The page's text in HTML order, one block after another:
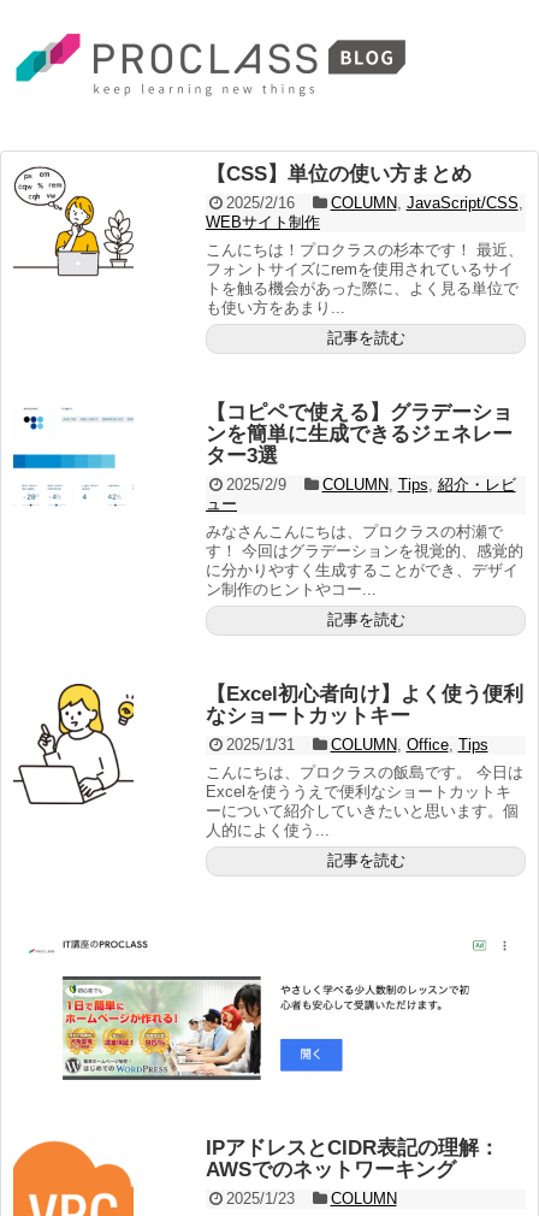
【CSS】単位の使い方まとめ
2025/2/16 COLUMN, JavaScript/CSS,
WEBサイト制作
こんにちは！プロクラスの杉本です！ 最近、
フォントサイズにremを使用されているサイ
トを触る機会があった際に、よく見る単位で
も使い方をあまり...
記事を読む
【コピペで使える】グラデーショ
ンを簡単に生成できるジェネレー
ター3選
2025/2/9 COLUMN, Tips, 紹介・レビ
ュー
みなさんこんにちは、プロクラスの村瀬で
す！ 今回はグラデーションを視覚的、感覚的
に分かりやすく生成することができ、デザイ
ン制作のヒントやコー...
記事を読む
【Excel初心者向け】よく使う便利
なショートカットキー
2025/1/31 COLUMN, Office, Tips
こんにちは、プロクラスの飯島です。 今日は
Excelを使ううえで便利なショートカットキ
ーについて紹介していきたいと思います。個
人的によく使う...
記事を読む
IPアドレスとCIDR表記の理解：
AWSでのネットワーキング
2025/1/23
COLUMN